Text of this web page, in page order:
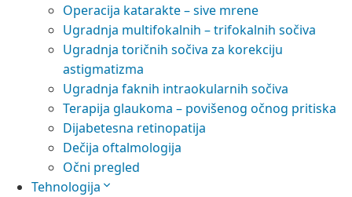
Operacija katarakte – sive mrene
Ugradnja multifokalnih – trifokalnih sočiva
Ugradnja toričnih sočiva za korekciju
astigmatizma
Ugradnja faknih intraokularnih sočiva
Terapija glaukoma – povišenog očnog pritiska
Dijabetesna retinopatija
Dečija oftalmologija
Očni pregled
Tehnologija